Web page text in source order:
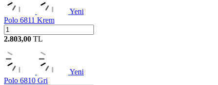
Yeni
Polo 6811 Krem
2.803,00 TL
Yeni
Polo 6810 Gri